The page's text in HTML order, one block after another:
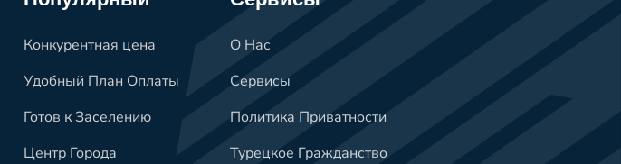
Конкурентная цена
Удобный План Оплаты
Готов к Заселению
Центр Города
О Нас
Сервисы
Политика Приватности
Турецкое Гражданство